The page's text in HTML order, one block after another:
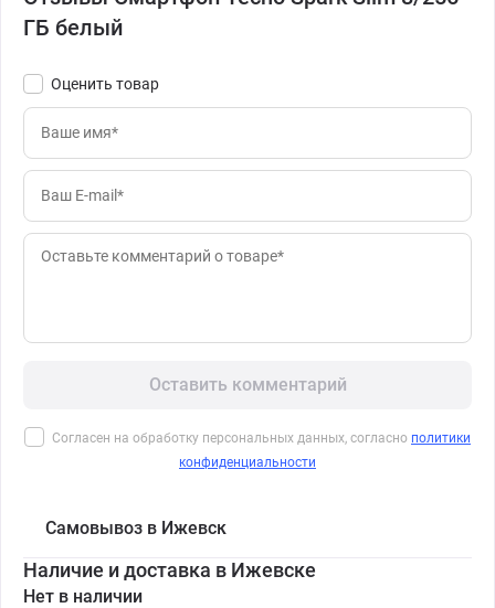
ГБ белый
Оценить товар
Оставить комментарий
Согласен на обработку персональных данных, согласно политики
конфиденциальности
Самовывоз в Ижевск
Наличие и доставка в Ижевске
Нет в наличии